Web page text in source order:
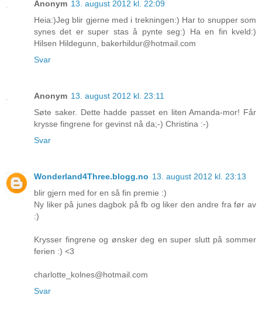
Anonym 13. august 2012 kl. 22:09
Heia:)Jeg blir gjerne med i trekningen:) Har to snupper som
synes det er super stas å pynte seg:) Ha en fin kveld:)
Hilsen Hildegunn, bakerhildur@hotmail.com
Svar
Anonym 13. august 2012 kl. 23:11
Søte saker. Dette hadde passet en liten Amanda-mor! Får
krysse fingrene for gevinst nå da;-) Christina :-)
Svar
Wonderland4Three.blogg.no 13. august 2012 kl. 23:13
blir gjern med for en så fin premie :)
Ny liker på junes dagbok på fb og liker den andre fra før av
:)
Krysser fingrene og ønsker deg en super slutt på sommer
ferien :) <3
charlotte_kolnes@hotmail.com
Svar